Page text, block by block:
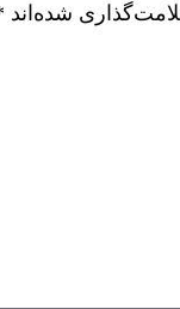
شده‌اند